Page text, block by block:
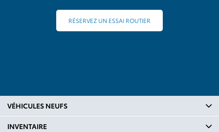
RÉSERVEZ UN ESSAI ROUTIER
VÉHICULES NEUFS
INVENTAIRE